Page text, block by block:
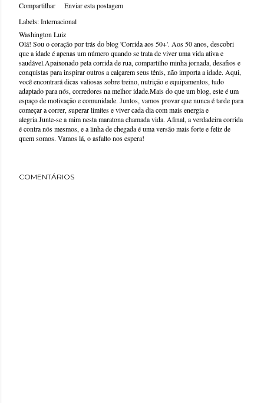
Compartilhar
Enviar esta postagem
Labels:Internacional
Washington Luiz
Olá! Sou o coração por trás do blog 'Corrida aos 50+'. Aos 50 anos, descobri
que a idade é apenas um número quando se trata de viver uma vida ativa e
saudável.Apaixonado pela corrida de rua, compartilho minha jornada, desafios e
conquistas para inspirar outros a calçarem seus tênis, não importa a idade. Aqui,
você encontrará dicas valiosas sobre treino, nutrição e equipamentos, tudo
adaptado para nós, corredores na melhor idade.Mais do que um blog, este é um
espaço de motivação e comunidade. Juntos, vamos provar que nunca é tarde para
começar a correr, superar limites e viver cada dia com mais energia e
alegria.Junte-se a mim nesta maratona chamada vida. Afinal, a verdadeira corrida
é contra nós mesmos, e a linha de chegada é uma versão mais forte e feliz de
quem somos. Vamos lá, o asfalto nos espera!
COMENTÁRIOS